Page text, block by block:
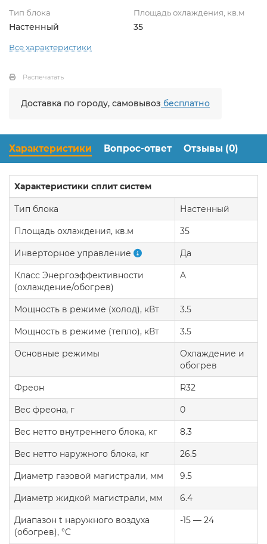
Тип блока
Настенный
Площадь охлаждения, кв.м
35
Все характеристики
Распечатать
Доставка по городу, самовывоз бесплатно
Характеристики Вопрос-ответ Отзывы (0)
Характеристики сплит систем
Тип блока Настенный
Площадь охлаждения, кв.м 35
Инверторное управление Да
Класс Энергоэффективности
(охлаждение/обогрев)
A
Мощность в режиме (холод), кВт 3.5
Мощность в режиме (тепло), кВт 3.5
Основные режимы
Охлаждение и
обогрев
Фреон R32
Вес фреона, г 0
Вес нетто внутреннего блока, кг 8.3
Вес нетто наружного блока, кг 26.5
Диаметр газовой магистрали, мм 9.5
Диаметр жидкой магистрали, мм 6.4
Диапазон t наружного воздуха
(обогрев), °C
-15 — 24